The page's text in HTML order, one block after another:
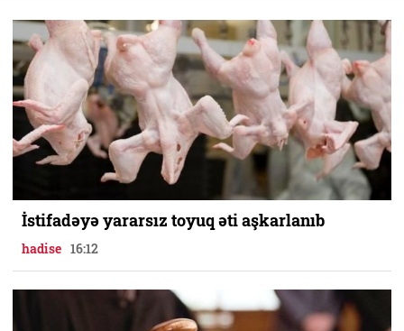
İstifadəyə yararsız toyuq əti aşkarlanıb
hadise 16:12